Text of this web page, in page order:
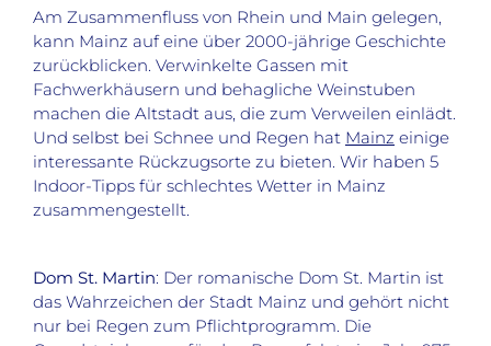
Am Zusammenfluss von Rhein und Main gelegen,
kann Mainz auf eine über 2000-jährige Geschichte
zurückblicken. Verwinkelte Gassen mit
Fachwerkhäusern und behagliche Weinstuben
machen die Altstadt aus, die zum Verweilen einlädt.
Und selbst bei Schnee und Regen hat Mainz einige
interessante Rückzugsorte zu bieten. Wir haben 5
Indoor-Tipps für schlechtes Wetter in Mainz
zusammengestellt.
Dom St. Martin: Der romanische Dom St. Martin ist
das Wahrzeichen der Stadt Mainz und gehört nicht
nur bei Regen zum Pflichtprogramm. Die